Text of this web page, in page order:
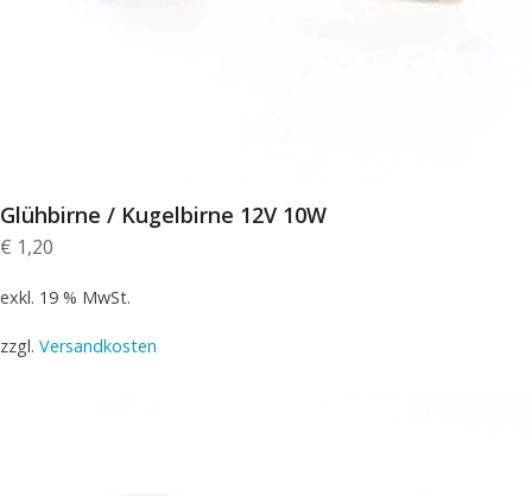
Glühbirne / Kugelbirne 12V 10W
€ 1,20
exkl. 19 % MwSt.
zzgl. Versandkosten